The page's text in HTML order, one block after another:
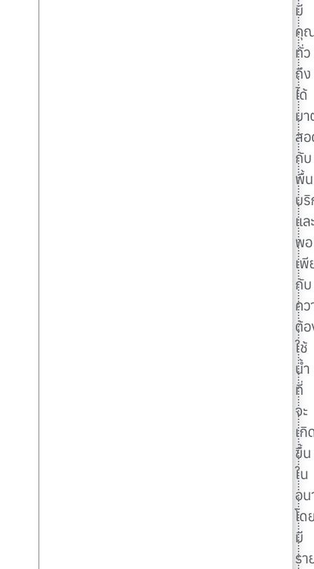
มี
คุ
ทั่ว
ถึง
ได้
มา
ส
กับ
พื้
บริ
แล
พอ
เ
กับ
คว
ต้
ใช้
น้ำ
ที่
จะ
เกิ
ขึ้น
ใน
อ
โด
มี
รา